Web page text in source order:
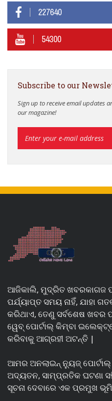
227640
54300
Subscribe to our
Sign up to receive email updates
our magazine!
ଆଜିକାଲି, ମୁଦ୍ରିତ ଖବରକାଗଜ
ପର୍ଯ୍ୟାପ୍ତ ସମୟ ନାହିଁ, ଯାହା
କରିଥାଏ, ତେଣୁ ସର୍ବଶେଷ ଖବର
ୱେବ୍ ପୋର୍ଟାଲ୍ କିମ୍ବା
କରିବାକୁ ଆଗ୍ରହୀ ଅଟନ୍ତି |
ଆମର ଅନଲାଇନ୍ ନ୍ୟୁଜ୍
ଅଦ୍ୟତନ, ସାମ୍ପ୍ରତିକ ଘଟଣା
ସୂଚନା ଦେବାରେ ଏକ ପ୍ରମୁଖ